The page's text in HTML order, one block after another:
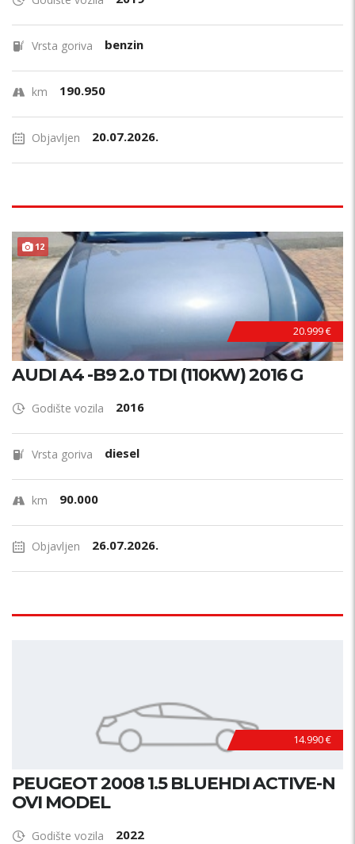
Vrsta goriva benzin
km 190.950
Objavljen 20.07.2026.
12
20.999 €
AUDI A4 -B9 2.0 TDI (110KW) 2016 G
Godište vozila 2016
Vrsta goriva diesel
km 90.000
Objavljen 26.07.2026.
14.990 €
PEUGEOT 2008 1.5 BLUEHDI ACTIVE-N
OVI MODEL
Godište vozila 2022